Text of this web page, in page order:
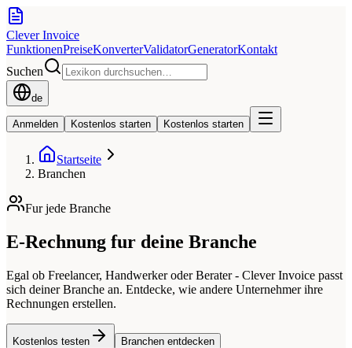
Clever Invoice
FunktionenPreiseKonverterValidatorGeneratorKontakt
Suchen
de
Anmelden Kostenlos starten Kostenlos starten
Startseite
Branchen
Fur jede Branche
E-Rechnung fur deine Branche
Egal ob Freelancer, Handwerker oder Berater - Clever Invoice passt
sich deiner Branche an. Entdecke, wie andere Unternehmer ihre
Rechnungen erstellen.
Kostenlos testen Branchen entdecken